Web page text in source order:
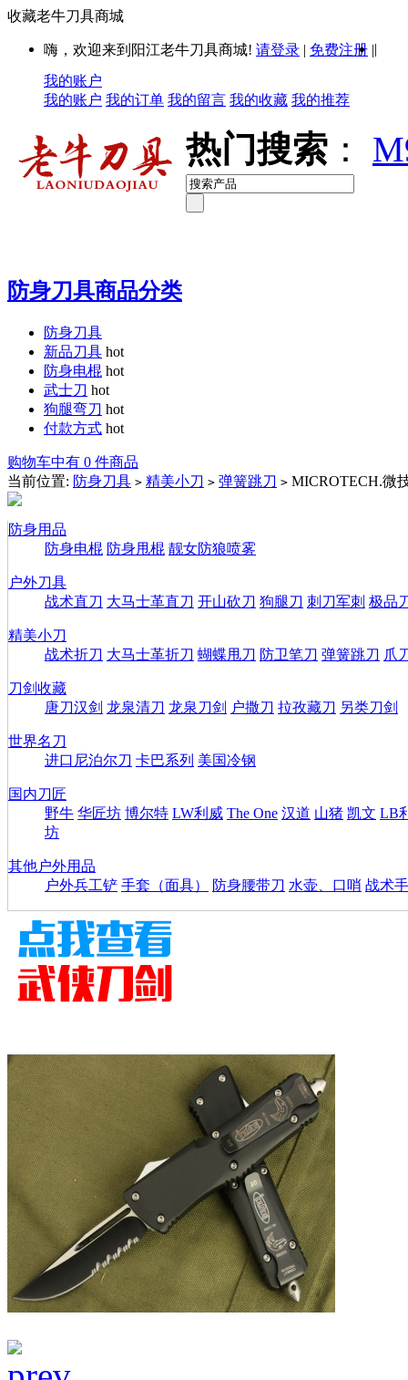
收藏老牛刀具商城
嗨，欢迎来到阳江老牛刀具商城! 请登录 | 免费注册 ||
我的账户
我的账户 我的订单 我的留言 我的收藏 我的推荐
热门搜索 ：
防身刀具商品分类
防身刀具
新品刀具 hot
防身电棍 hot
武士刀 hot
狗腿弯刀 hot
付款方式 hot
购物车中有 0 件商品
当前位置: 防身刀具 > 精美小刀 > 弹簧跳刀 > MICROTECH.微
防身用品
防身电棍 防身甩棍 靓女防狼喷雾
户外刀具
战术直刀 大马士革直刀 开山砍刀 狗腿刀 刺刀军刺 极品
精美小刀
战术折刀 大马士革折刀 蝴蝶甩刀 防卫笔刀 弹簧跳刀 爪
刀剑收藏
唐刀汉剑 龙泉清刀 龙泉刀剑 户撒刀 拉孜藏刀 另类刀剑
世界名刀
进口尼泊尔刀 卡巴系列 美国冷钢
国内刀匠
野牛 华匠坊 博尔特 LW利威 The One 汉道 山猪 凯文 LB
坊
其他户外用品
户外兵工铲 手套（面具） 防身腰带刀 水壶、口哨 战术